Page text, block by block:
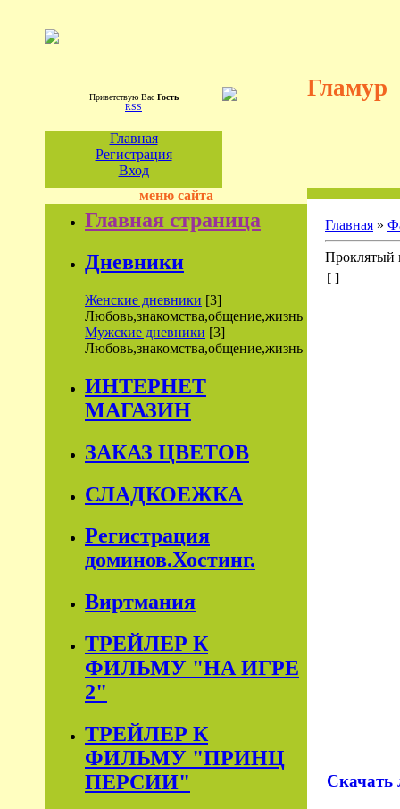
Приветствую Вас Гость
RSS
Гламур
Главная
Регистрация
Вход
меню сайта
Главная страница
Дневники
Женские дневники [3]
Любовь,знакомства,общение,жизнь
Мужские дневники [3]
Любовь,знакомства,общение,жизнь
ИНТЕРНЕТ
МАГАЗИН
ЗАКАЗ ЦВЕТОВ
СЛАДКОЕЖКА
Регистрация
доминов.Хостинг.
Виртмания
ТРЕЙЛЕР К
ФИЛЬМУ "НА ИГРЕ
2"
ТРЕЙЛЕР К
ФИЛЬМУ "ПРИНЦ
ПЕРСИИ"
Главная »
Проклятый
[ ]
Скачать